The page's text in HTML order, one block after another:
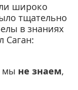
широко
тщательно
в знаниях
Саган:
мы не знаем,